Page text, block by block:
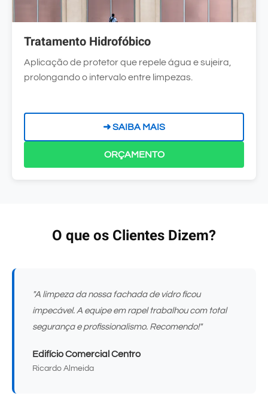
Tratamento Hidrofóbico
Aplicação de protetor que repele água e sujeira,
prolongando o intervalo entre limpezas.
➜ SAIBA MAIS
ORÇAMENTO
O que os Clientes Dizem?
"A limpeza da nossa fachada de vidro ficou
impecável. A equipe em rapel trabalhou com total
segurança e profissionalismo. Recomendo!"
Edifício Comercial Centro
Ricardo Almeida